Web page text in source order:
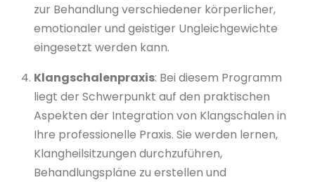
zur Behandlung verschiedener körperlicher,
emotionaler und geistiger Ungleichgewichte
eingesetzt werden kann.
Klangschalenpraxis: Bei diesem Programm
liegt der Schwerpunkt auf den praktischen
Aspekten der Integration von Klangschalen in
Ihre professionelle Praxis. Sie werden lernen,
Klangheilsitzungen durchzuführen,
Behandlungspläne zu erstellen und